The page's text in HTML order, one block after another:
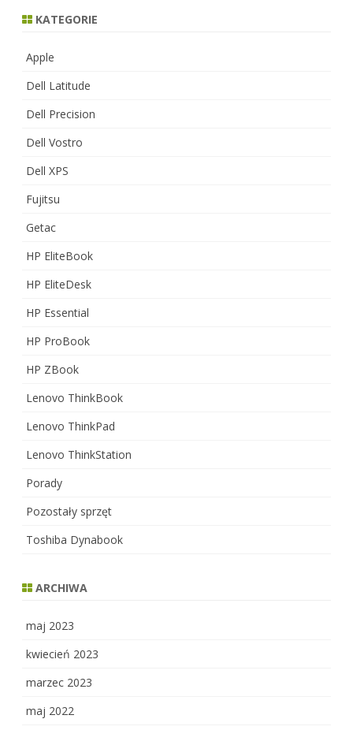
KATEGORIE
Apple
Dell Latitude
Dell Precision
Dell Vostro
Dell XPS
Fujitsu
Getac
HP EliteBook
HP EliteDesk
HP Essential
HP ProBook
HP ZBook
Lenovo ThinkBook
Lenovo ThinkPad
Lenovo ThinkStation
Porady
Pozostały sprzęt
Toshiba Dynabook
ARCHIWA
maj 2023
kwiecień 2023
marzec 2023
maj 2022